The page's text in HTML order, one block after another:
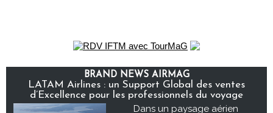
BRAND NEWS AIRMAG
LATAM Airlines : un Support Global des ventes
d’Excellence pour les professionnels du voyage
Dans un paysage aérien